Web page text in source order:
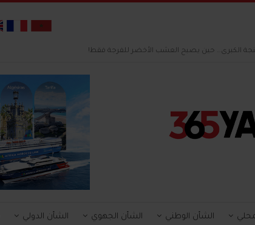
الكبرى… حين يصبح العشب الأخضر للفرجة فقط!
الشأن الوطني الشأن الجهوي الشأن الدولي